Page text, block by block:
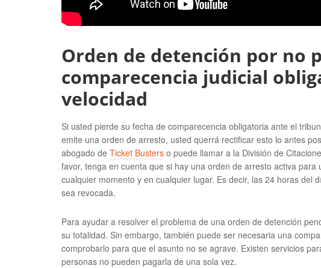
Orden de detención por no
comparecencia judicial
velocidad
Si usted pierde su fecha de comparecencia obligatoria ante el
emite una orden de arresto, usted querrá rectificar esto lo antes
abogado de Ticket Busters o puede llamar a la División de
favor, tenga en cuenta que si hay una orden de arresto activa
cualquier momento y en cualquier lugar. Es decir, las 24 horas del
sea revocada.
Para ayudar a resolver el problema de una orden de detención
su totalidad. Sin embargo, también puede ser necesaria una
comprobarlo para que el asunto no se agrave. Existen servicios
personas no pueden pagarla de una sola vez.